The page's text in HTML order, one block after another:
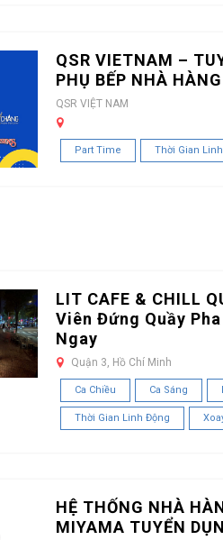
QSR VIETNAM –
PHỤ BẾP NHÀ
QSR VIỆT NAM
Part Time Thời Gian
LIT CAFE & CHILL
Viên Đứng Quầy
Ngay
Quận 3, Hồ Chí Minh
Ca Chiều Ca Sáng
Thời Gian Linh Động
HỆ THỐNG NHÀ
MIYAMA TUYỂN